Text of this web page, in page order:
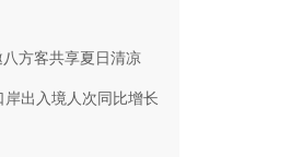
方客共享夏日清凉
出入境人次同比增长